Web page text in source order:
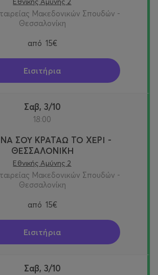
Μακεδονικών Σπουδών -
Θεσσαλονίκη
από 15€
Εισιτήρια
Σαβ, 3/10
18:00
ΣΟΥ ΚΡΑΤΑΩ ΤΟ ΧΕΡΙ -
ΘΕΣΣΑΛΟΝΙΚΗ
Εθνικής Αμύνης 2
Μακεδονικών Σπουδών -
Θεσσαλονίκη
από 15€
Εισιτήρια
Σαβ, 3/10